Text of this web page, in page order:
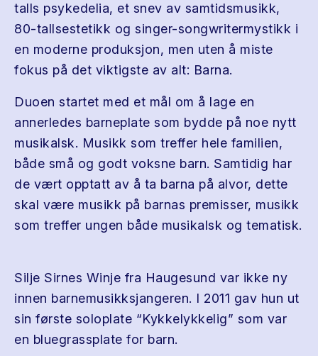
talls psykedelia, et snev av samtidsmusikk,
80-tallsestetikk og singer-songwritermystikk i
en moderne produksjon, men uten å miste
fokus på det viktigste av alt: Barna.
Duoen startet med et mål om å lage en
annerledes barneplate som bydde på noe nytt
musikalsk. Musikk som treffer hele familien,
både små og godt voksne barn. Samtidig har
de vært opptatt av å ta barna på alvor, dette
skal være musikk på barnas premisser, musikk
som treffer ungen både musikalsk og tematisk.
Silje Sirnes Winje fra Haugesund var ikke ny
innen barnemusikksjangeren. I 2011 gav hun ut
sin første soloplate “Kykkelykkelig” som var
en bluegrassplate for barn.